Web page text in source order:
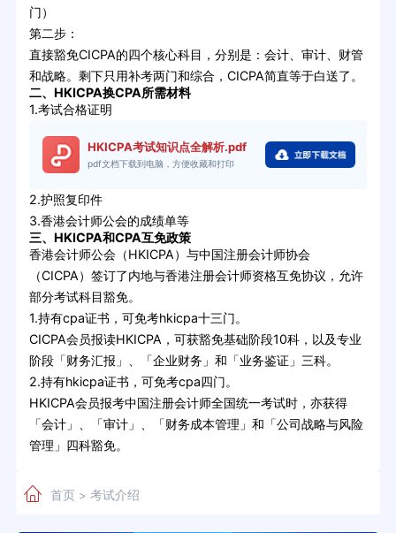
门）
第二步：
直接豁免CICPA的四个核心科目，分别是：会计、审计、财管
和战略。剩下只用补考两门和综合，CICPA简直等于白送了。
二、HKICPA换CPA所需材料
1.考试合格证明
HKICPA考试知识点全解析.pdf
pdf文档下载到电脑，方便收藏和打印
2.护照复印件
3.香港会计师公会的成绩单等
三、HKICPA和CPA互免政策
香港会计师公会（HKICPA）与中国注册会计师协会
（CICPA）签订了内地与香港注册会计师资格互免协议，允许
部分考试科目豁免。
1.持有cpa证书，可免考hkicpa十三门。
CICPA会员报读HKICPA，可获豁免基础阶段10科，以及专业
阶段「财务汇报」、「企业财务」和「业务鉴证」三科。
2.持有hkicpa证书，可免考cpa四门。
HKICPA会员报考中国注册会计师全国统一考试时，亦获得
「会计」、「审计」、「财务成本管理」和「公司战略与风险
管理」四科豁免。
首页> 考试介绍